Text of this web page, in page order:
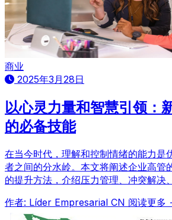
商业
2025年3月28日
以心灵力量和智慧引领：
的必备技能
在当今时代，理解和控制情绪的能力是
者之间的分水岭。本文将阐述企业高管
的提升方法，介绍压力管理、冲突解决
作者: Líder Empresarial CN 阅读更多